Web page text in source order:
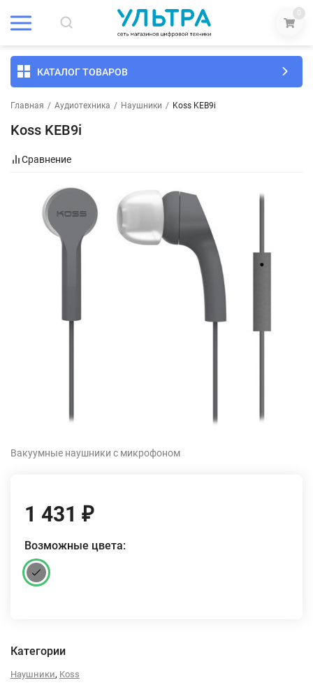
0
КАТАЛОГ ТОВАРОВ
Главная / Аудиотехника / Наушники / Koss KEB9i
Koss KEB9i
Сравнение
Вакуумные наушники с микрофоном
1 431 ₽
Возможные цвета:
Категории
Наушники, Koss